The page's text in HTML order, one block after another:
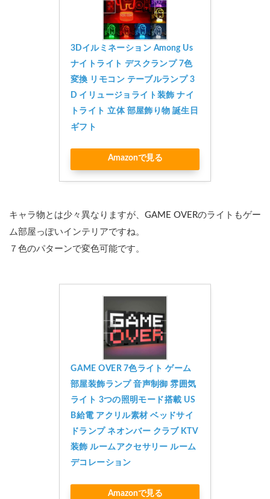
3Dイルミネーション Among Us
ナイトライト デスクランプ 7色
変換 リモコン テーブルランプ 3
D イリュージョライト装飾 ナイ
トライト 立体 部屋飾り物 誕生日
ギフト
Amazonで見る
キャラ物とは少々異なりますが、GAME OVERのライトもゲー
ム部屋っぽいインテリアですね。
７色のパターンで変色可能です。
GAME OVER 7色ライト ゲーム
部屋装飾ランプ 音声制御 雰囲気
ライト 3つの照明モード搭載 US
B給電 アクリル素材 ベッドサイ
ドランプ ネオンバー クラブ KTV
装飾 ルームアクセサリー ルーム
デコレーション
Amazonで見る